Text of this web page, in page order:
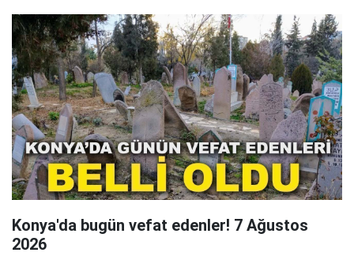
Konya'da bugün vefat edenler! 7 Ağustos
2026